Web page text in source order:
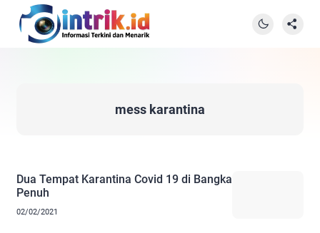
mess karantina
Dua Tempat Karantina Covid 19 di Bangka
Penuh
02/02/2021